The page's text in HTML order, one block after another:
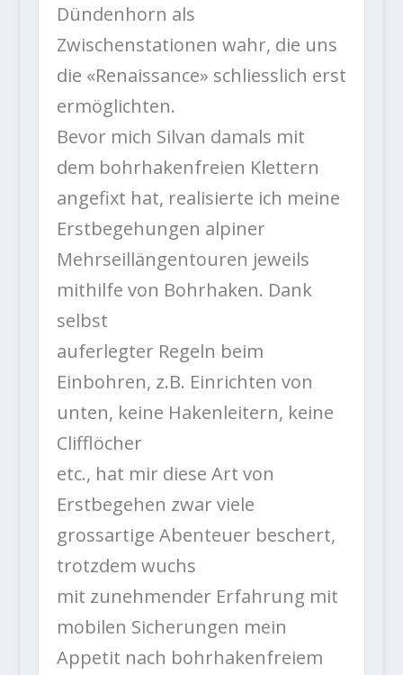
Dündenhorn als
Zwischenstationen wahr, die uns
die «Renaissance» schliesslich erst
ermöglichten.
Bevor mich Silvan damals mit
dem bohrhakenfreien Klettern
angefixt hat, realisierte ich meine
Erstbegehungen alpiner
Mehrseillängentouren jeweils
mithilfe von Bohrhaken. Dank
selbst
auferlegter Regeln beim
Einbohren, z.B. Einrichten von
unten, keine Hakenleitern, keine
Clifflöcher
etc., hat mir diese Art von
Erstbegehen zwar viele
grossartige Abenteuer beschert,
trotzdem wuchs
mit zunehmender Erfahrung mit
mobilen Sicherungen mein
Appetit nach bohrhakenfreiem